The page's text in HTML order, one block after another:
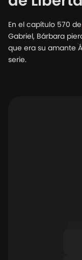
En el capítulo 570 de
Gabriel, Bárbara
que era su amante
serie.